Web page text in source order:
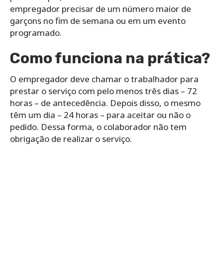
empregador precisar de um número maior de
garçons no fim de semana ou em um evento
programado.
Como funciona na prática?
O empregador deve chamar o trabalhador para
prestar o serviço com pelo menos três dias – 72
horas – de antecedência. Depois disso, o mesmo
têm um dia – 24 horas – para aceitar ou não o
pedido. Dessa forma, o colaborador não tem
obrigação de realizar o serviço.